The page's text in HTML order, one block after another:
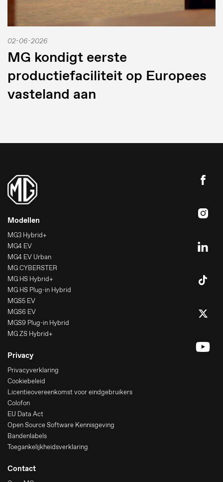
02-06-2026
MG kondigt eerste
productiefaciliteit op Europees
vasteland aan
Modellen
MG3 Hybrid+
MG4 EV
MG4 EV Urban
MG CYBERSTER
MG HS Hybrid+
MG HS Plug-in Hybrid
MGS5 EV
MGS6 EV
MGS9 Plug-in Hybrid
MG ZS Hybrid+
Privacy
Privacyverklaring
Cookiebeleid
Licentieovereenkomst voor eindgebruikers
Colofon
EU Data Act
Open Source Software Kennisgeving
Bandenlabels
Toegankelijkheidsverklaring
Contact